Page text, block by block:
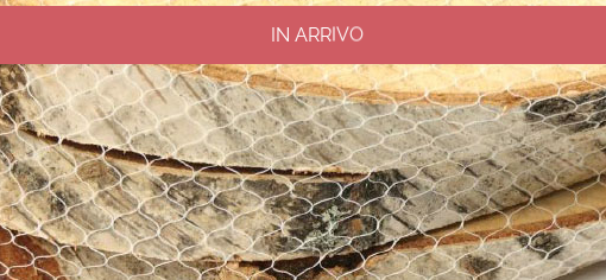
IN ARRIVO